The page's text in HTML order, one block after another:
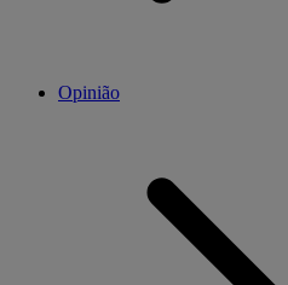
Opinião